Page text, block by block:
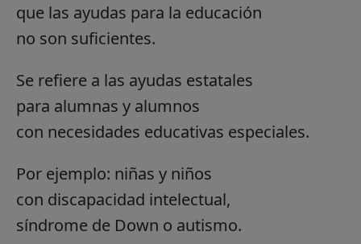
que las ayudas para la educación
no son suficientes.
Se refiere a las ayudas estatales
para alumnas y alumnos
con necesidades educativas especiales.
Por ejemplo: niñas y niños
con discapacidad intelectual,
síndrome de Down o autismo.